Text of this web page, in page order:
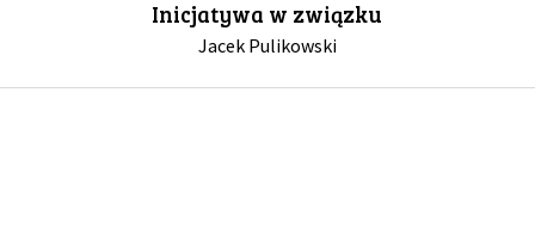
Inicjatywa w związku
Jacek Pulikowski